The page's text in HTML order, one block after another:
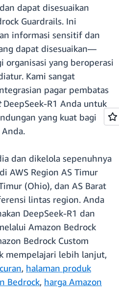
dapat disesuaikan
Guardrails. Ini
informasi sensitif dan
dapat disesuaikan—
organisasi yang beroperasi
Kami sangat
pagar pembatas
DeepSeek-R1 Anda untuk
yang kuat bagi
dan dikelola sepenuhnya
AWS Region AS Timur
(Ohio), dan AS Barat
lintas region. Anda
DeepSeek-R1 dan
Amazon Bedrock
Bedrock Custom
mempelajari lebih lanjut,
, halaman produk
Bedrock, harga Amazon